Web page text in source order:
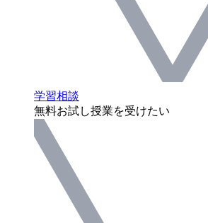
学習相談
無料お試し授業を受けたい